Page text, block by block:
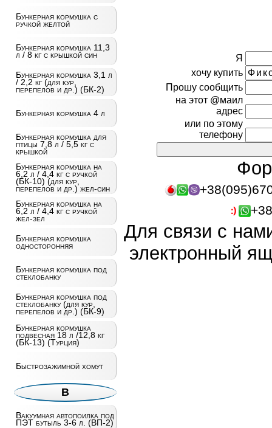
Бункерная кормушка с
ручкой желтой
Бункерная кормушка 11,3
л / 8 кг с крышкой син
Бункерная кормушка 3,1 л
/ 2,2 кг (для кур,
перепелов и др.) (БК-2)
Бункерная кормушка 4 л
Бункерная кормушка для
птицы 7,8 л / 5,5 кг с
крышкой
Бункерная кормушка на
6,2 л / 4,4 кг с ручкой
(БК-10) (для кур,
перепелов и др.) жел-син
Бункерная кормушка на
6,2 л / 4,4 кг с ручкой
жел-зел
Бункерная кормушка
односторонняя
Бункерная кормушка под
стеклобанку
Бункерная кормушка под
стеклобанку (для кур,
перепелов и др.) (БК-9)
Бункерная кормушка
подвесная 18 л /12,8 кг
(БК-13) (Турция)
Быстрозажимной хомут
В
Вакуумная автопоилка под
ПЭТ бутыль 3-6 л. (ВП-2)
Я
хочу купить
Прошу сообщить
на этот @маил
адрес
или по этому
телефону
Для связи с
электронный